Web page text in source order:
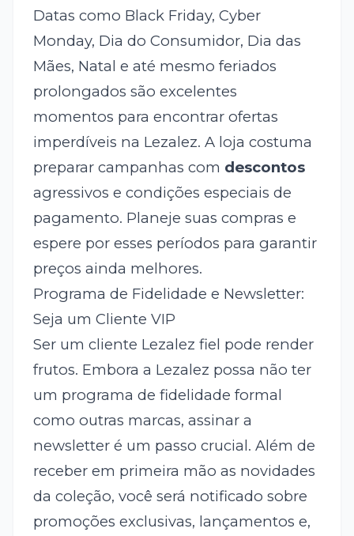
Datas como Black Friday, Cyber
Monday, Dia do Consumidor, Dia das
Mães, Natal e até mesmo feriados
prolongados são excelentes
momentos para encontrar ofertas
imperdíveis na Lezalez. A loja costuma
preparar campanhas com descontos
agressivos e condições especiais de
pagamento. Planeje suas compras e
espere por esses períodos para garantir
preços ainda melhores.
Programa de Fidelidade e Newsletter:
Seja um Cliente VIP
Ser um cliente Lezalez fiel pode render
frutos. Embora a Lezalez possa não ter
um programa de fidelidade formal
como outras marcas, assinar a
newsletter é um passo crucial. Além de
receber em primeira mão as novidades
da coleção, você será notificado sobre
promoções exclusivas, lançamentos e,